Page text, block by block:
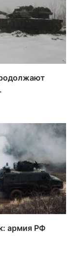
армия РФ